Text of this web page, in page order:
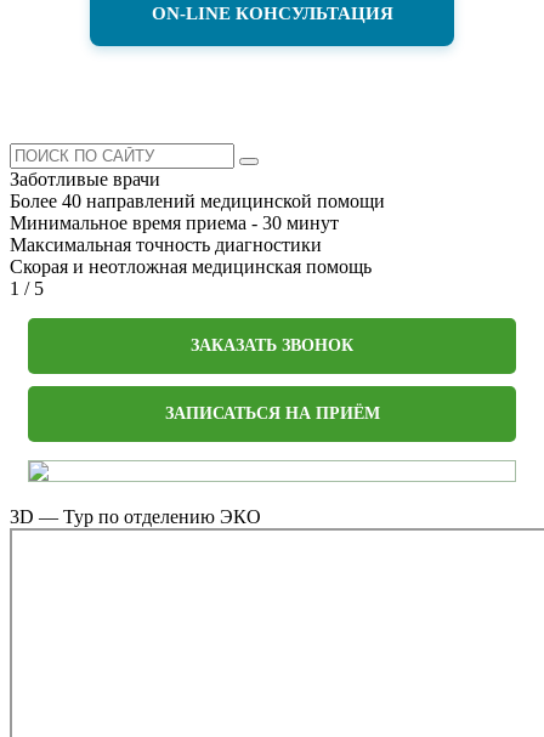
ON-LINE КОНСУЛЬТАЦИЯ
Заботливые врачи
Более 40 направлений медицинской помощи
Минимальное время приема - 30 минут
Максимальная точность диагностики
Скорая и неотложная медицинская помощь
1 / 5
ЗАКАЗАТЬ ЗВОНОК
ЗАПИСАТЬСЯ НА ПРИЁМ
3D — Тур по отделению ЭКО